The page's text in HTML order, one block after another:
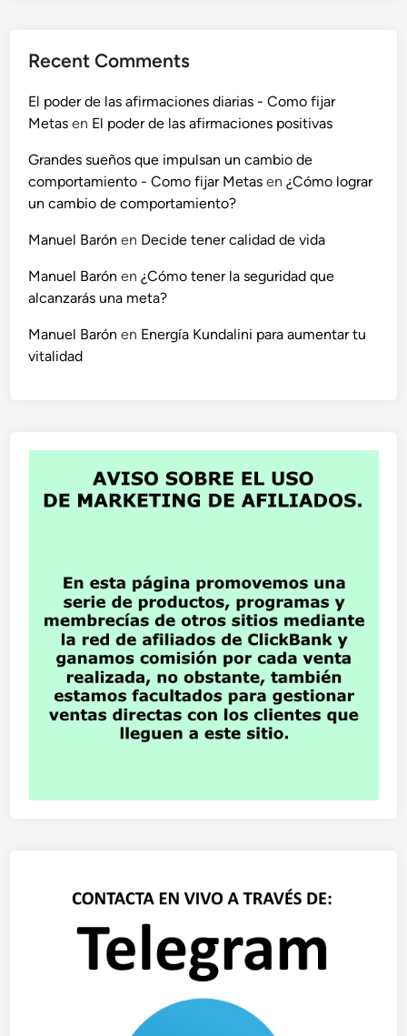
Recent Comments
El poder de las afirmaciones diarias - Como fijar
Metas en El poder de las afirmaciones positivas
Grandes sueños que impulsan un cambio de
comportamiento - Como fijar Metas en¿Cómo lograr
un cambio de comportamiento?
Manuel Barón en Decide tener calidad de vida
Manuel Barón en¿Cómo tener la seguridad que
alcanzarás una meta?
Manuel Barón en Energía Kundalini para aumentar tu
vitalidad